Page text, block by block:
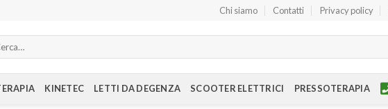
Chi siamo Contatti Privacy policy
KINETEC LETTI DA DEGENZA SCOOTER ELETTRICI PRESSOTERAPIA